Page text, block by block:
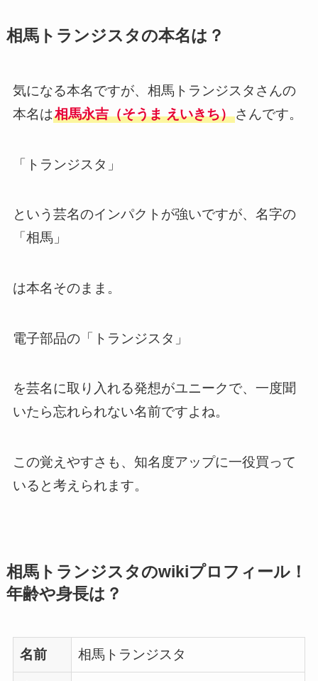
相馬トランジスタの本名は？
気になる本名ですが、相馬トランジスタさんの
本名は相馬永吉（そうま えいきち）さんです。
「トランジスタ」
という芸名のインパクトが強いですが、名字の
「相馬」
は本名そのまま。
電子部品の「トランジスタ」
を芸名に取り入れる発想がユニークで、一度聞
いたら忘れられない名前ですよね。
この覚えやすさも、知名度アップに一役買って
いると考えられます。
相馬トランジスタのwikiプロフィール！
年齢や身長は？
名前 相馬トランジスタ